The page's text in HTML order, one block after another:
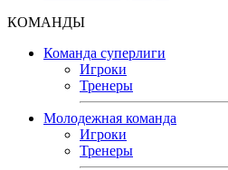
КОМАНДЫ
Команда суперлиги
Игроки
Тренеры
Молодежная команда
Игроки
Тренеры